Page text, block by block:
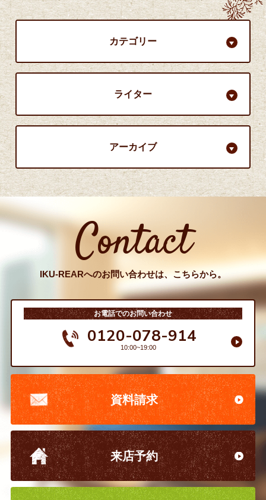
カテゴリー
ライター
アーカイブ
Contact
IKU-REARへのお問い合わせは、こちらから。
お電話でのお問い合わせ
0120-078-914
10:00~19:00
資料請求
来店予約